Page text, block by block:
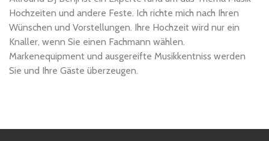
Hochzeiten und andere Feste. Ich richte mich nach Ihren
Wünschen und Vorstellungen. Ihre Hochzeit wird nur ein
Knaller, wenn Sie einen Fachmann wählen.
Markenequipment und ausgereifte Musikkentniss werden
Sie und Ihre Gäste überzeugen.